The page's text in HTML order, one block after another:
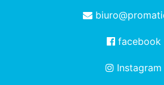
facebook
Instagram